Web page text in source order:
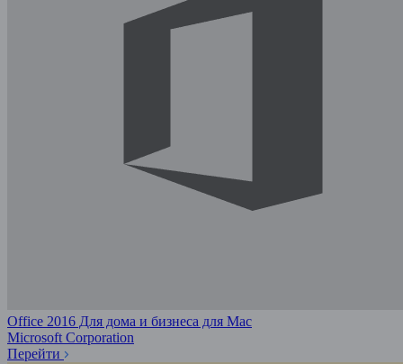
Office 2016 Для дома и бизнеса для Mac
Microsoft Corporation
Перейти